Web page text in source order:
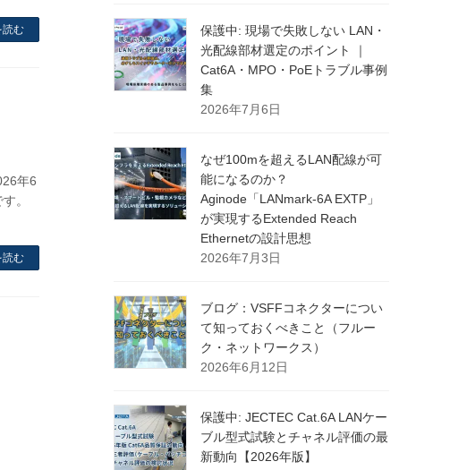
読む
年6
。
読む
保護中: 現場で失敗しない LAN・
光配線部材選定のポイント ｜
Cat6A・MPO・PoEトラブル事例
集
2026年7月6日
なぜ100mを超えるLAN配線が可
能になるのか？
Aginode「LANmark-6A EXTP」
が実現するExtended Reach
Ethernetの設計思想
2026年7月3日
ブログ：VSFFコネクターについ
て知っておくべきこと（フルー
ク・ネットワークス）
2026年6月12日
保護中: JECTEC Cat.6A LANケー
ブル型式試験とチャネル評価の最
新動向【2026年版】